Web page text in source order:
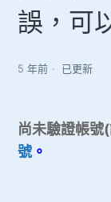
誤，可
5 年前 已更新
尚未驗證帳號
號 。